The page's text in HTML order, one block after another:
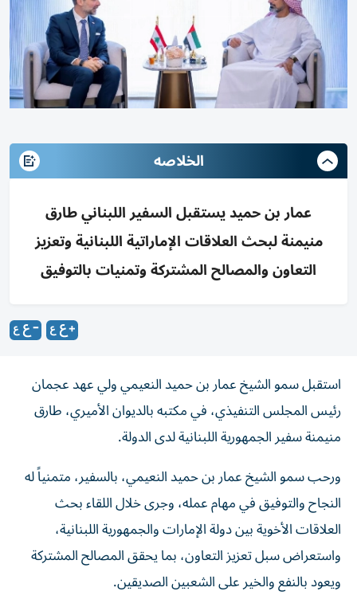
الخلاصه
عمار بن حميد يستقبل السفير اللبناني طارق
منيمنة لبحث العلاقات الإماراتية اللبنانية وتعزيز
التعاون والمصالح المشتركة وتمنيات بالتوفيق
استقبل سمو الشيخ عمار بن حميد النعيمي ولي عهد عجمان
رئيس المجلس التنفيذي، في مكتبه بالديوان الأميري، طارق
منيمنة سفير الجمهورية اللبنانية لدى الدولة.
ورحب سمو الشيخ عمار بن حميد النعيمي، بالسفير، متمنياً له
النجاح والتوفيق في مهام عمله، وجرى خلال اللقاء بحث
العلاقات الأخوية بين دولة الإمارات والجمهورية اللبنانية،
واستعراض سبل تعزيز التعاون، بما يحقق المصالح المشتركة
ويعود بالنفع والخير على الشعبين الصديقين.